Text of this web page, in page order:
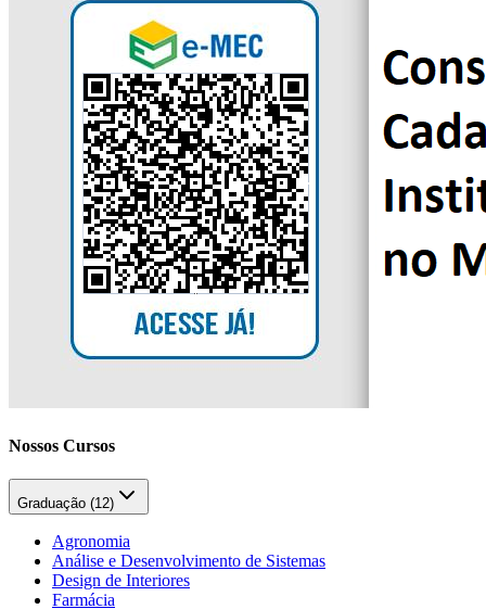
Nossos Cursos
Graduação (12)
Agronomia
Análise e Desenvolvimento de Sistemas
Design de Interiores
Farmácia